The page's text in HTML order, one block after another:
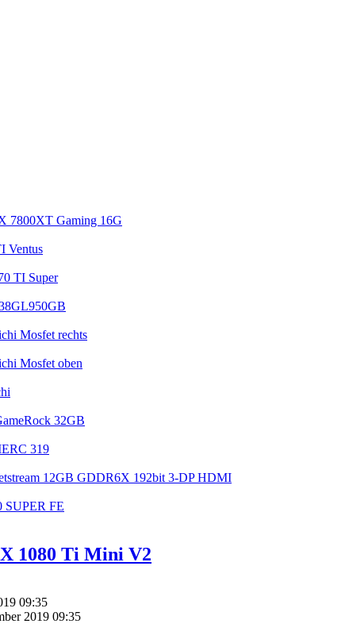
7800XT Gaming 16G
Ventus
TI Super
Mosfet rechts
Mosfet oben
32GB
319
12GB GDDR6X 192bit 3-DP HDMI
SUPER FE
1080 Ti Mini V2
09:35
2019 09:35